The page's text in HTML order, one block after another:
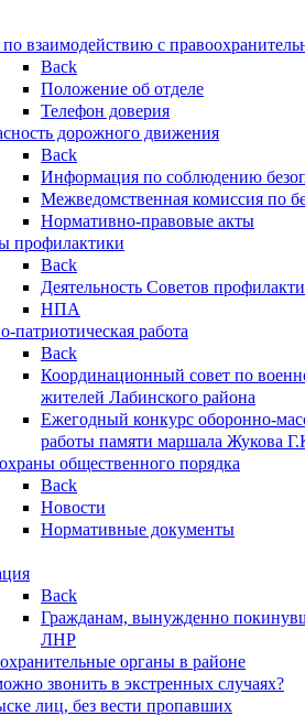
взаимодействию с
Back
Положение об отделе
Телефон доверия
дорожного движения
Back
Информация по соблюдению
Межведомственная комиссия по
Нормативно-правовые акты
профилактики
Back
Деятельность Советов
НПА
патриотическая работа
Back
Координационный совет по
жителей Лабинского района
Ежегодный конкурс оборонно-
работы памяти маршала Жукова
общественного порядка
Back
Новости
Нормативные документы
Back
Гражданам, вынужденно
ЛНР
органы в районе
звонить в экстренных случаях?
лиц, без вести пропавших